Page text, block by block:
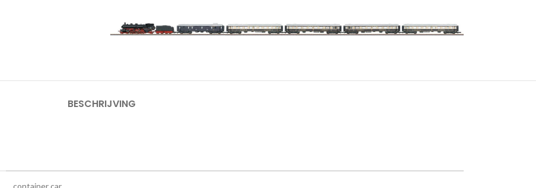
BESCHRIJVING
container car